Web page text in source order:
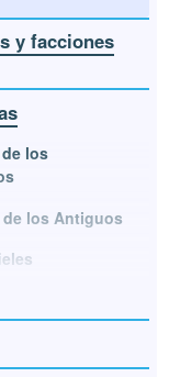
y facciones
los
de los Antiguos